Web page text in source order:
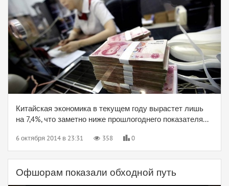
Китайская экономика в текущем году вырастет лишь
на 7,4%, что заметно ниже прошлогоднего показателя...
6 октября 2014 в 23:31 358 0
Офшорам показали обходной путь